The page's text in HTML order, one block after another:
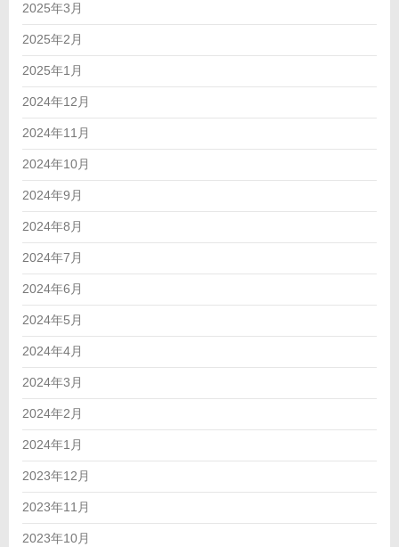
2025年3月
2025年2月
2025年1月
2024年12月
2024年11月
2024年10月
2024年9月
2024年8月
2024年7月
2024年6月
2024年5月
2024年4月
2024年3月
2024年2月
2024年1月
2023年12月
2023年11月
2023年10月